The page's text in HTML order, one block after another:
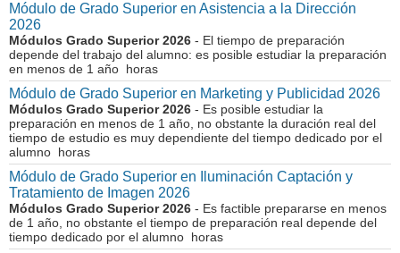
Módulo de Grado Superior en Asistencia a la Dirección
2026
Módulos Grado Superior 2026 - El tiempo de preparación
depende del trabajo del alumno: es posible estudiar la preparación
en menos de 1 año horas
Módulo de Grado Superior en Marketing y Publicidad 2026
Módulos Grado Superior 2026 - Es posible estudiar la
preparación en menos de 1 año, no obstante la duración real del
tiempo de estudio es muy dependiente del tiempo dedicado por el
alumno horas
Módulo de Grado Superior en Iluminación Captación y
Tratamiento de Imagen 2026
Módulos Grado Superior 2026 - Es factible prepararse en menos
de 1 año, no obstante el tiempo de preparación real depende del
tiempo dedicado por el alumno horas